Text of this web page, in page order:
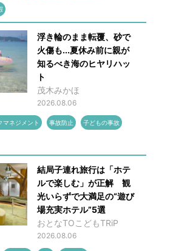
浮き輪のまま転覆、砂で
火傷も...夏休み前に親が
知るべき海のヒヤリハッ
ト
茂木みかほ
2026.08.06
マネジメント 事故防止 子どもの事故
結局子連れ旅行は「ホテ
ルで楽しむ」が正解 観
光いらずで大満足の“遊び
場充実ホテル”5選
おとなTOこどもTRiP
2026.08.06